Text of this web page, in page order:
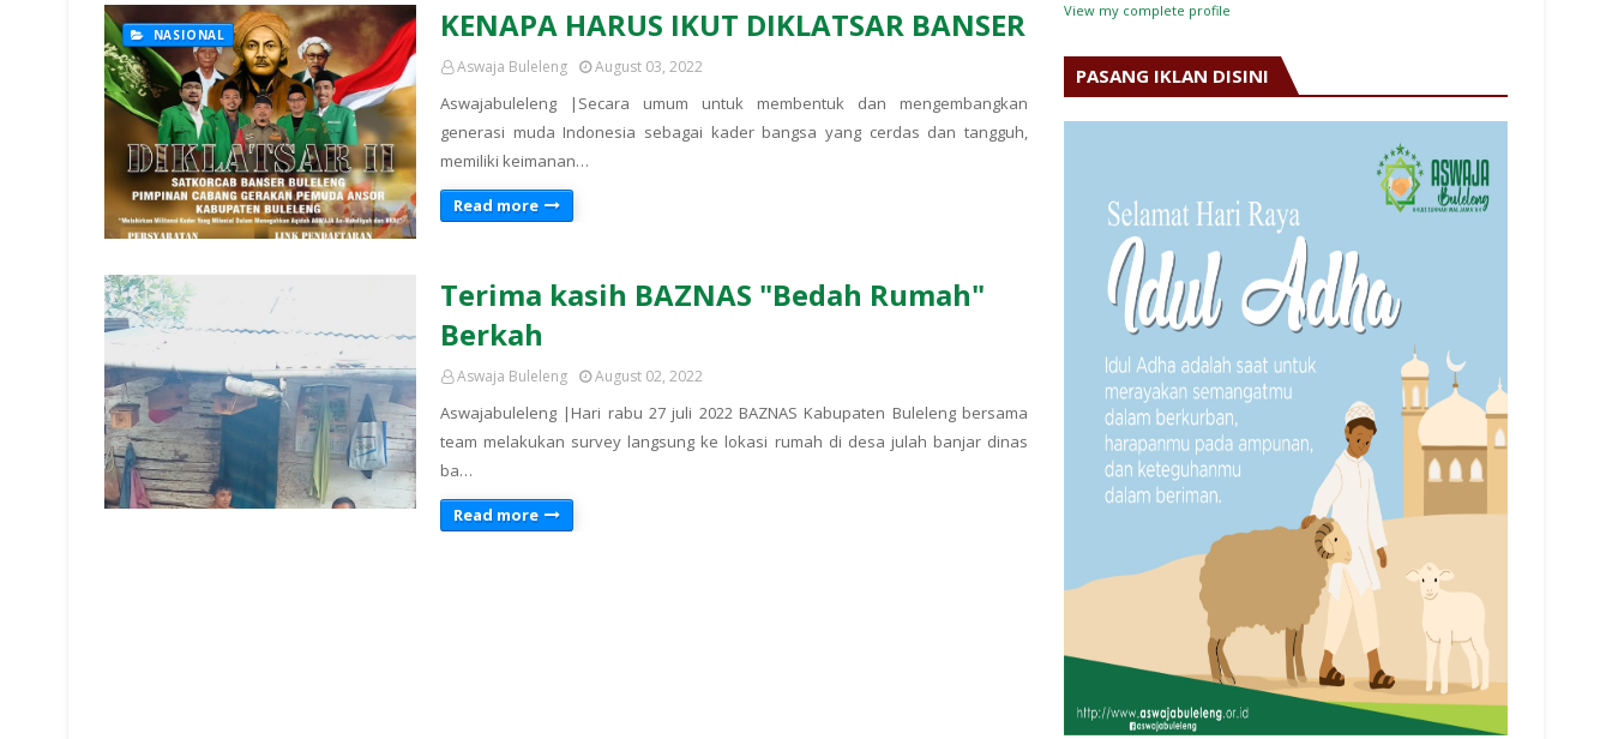
NASIONAL KENAPA HARUS IKUT DIKLATSAR BANSER
Aswaja Buleleng August 03, 2022
Aswajabuleleng |Secara umum untuk membentuk dan mengembangkan
generasi muda Indonesia sebagai kader bangsa yang cerdas dan tangguh,
memiliki keimanan…
Read more
Terima kasih BAZNAS "Bedah Rumah"
Berkah
Aswaja Buleleng August 02, 2022
Aswajabuleleng |Hari rabu 27 juli 2022 BAZNAS Kabupaten Buleleng bersama
team melakukan survey langsung ke lokasi rumah di desa julah banjar dinas
ba…
Read more
View my complete profile
PASANG IKLAN DISINI